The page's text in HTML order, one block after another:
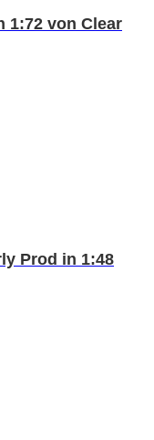
1:72 von Clear
Prod in 1:48